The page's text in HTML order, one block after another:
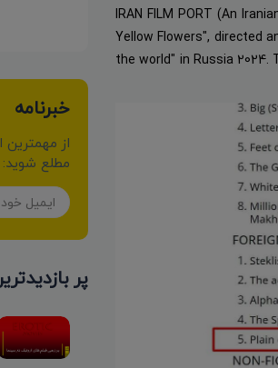
IRAN FILM PORT (An
Yellow Flowers", directed
the world" in Russia 2024.
خبرنامه
از مهمترین
مطلع شوید:
پر